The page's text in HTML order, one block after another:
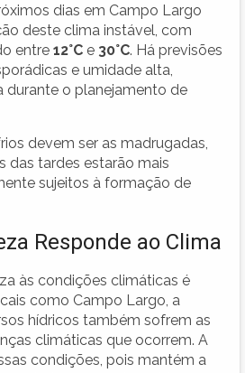
dias em Campo Largo
deste clima instável, com
entre 12°C e 30°C. Há previsões
e umidade alta,
durante o planejamento de
devem ser as madrugadas,
das tardes estarão mais
sujeitos à formação de
Responde ao Clima
às condições climáticas é
como Campo Largo, a
hídricos também sofrem as
climáticas que ocorrem. A
condições, pois mantém a